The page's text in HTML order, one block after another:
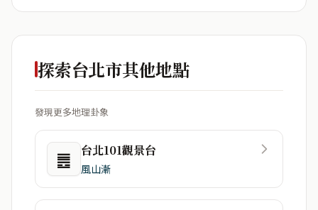
探索台北市其他地點
發現更多地理卦象
䷌ 台北101觀景台
風山漸